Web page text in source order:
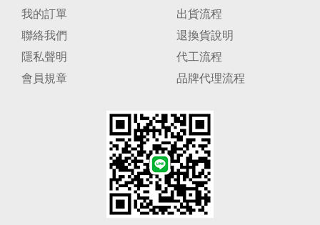
我的訂單
聯絡我們
隱私聲明
會員規章
出貨流程
退換貨說明
代工流程
品牌代理流程